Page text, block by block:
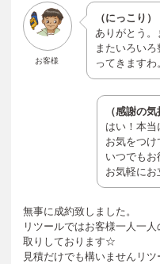
お客様
（にっこり）
ありがとう。
またいろい
ってきますわ
（感謝の
はい！本当
お気をつけ
いつでもお
お気軽にお
無事に成約致しました。
リツールではお客様一人一
取りしております☆
見積だけでも構いませんリ